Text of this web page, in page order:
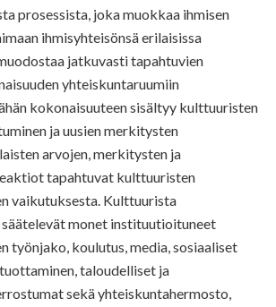
prosessista, joka muokkaa ihmisen
ihmisyhteisönsä erilaisissa
jatkuvasti tapahtuvien
yhteiskuntaruumiin
kokonaisuuteen sisältyy kulttuuristen
ja uusien merkitysten
arvojen, merkitysten ja
tapahtuvat kulttuuristen
vaikutuksesta. Kulttuurista
säätelevät monet instituutioituneet
työnjako, koulutus, media, sosiaaliset
taloudelliset ja
sekä yhteiskuntahermosto,